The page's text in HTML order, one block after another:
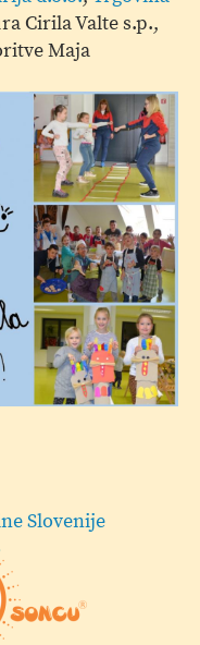
Cirila Valte s.p.,
Maja